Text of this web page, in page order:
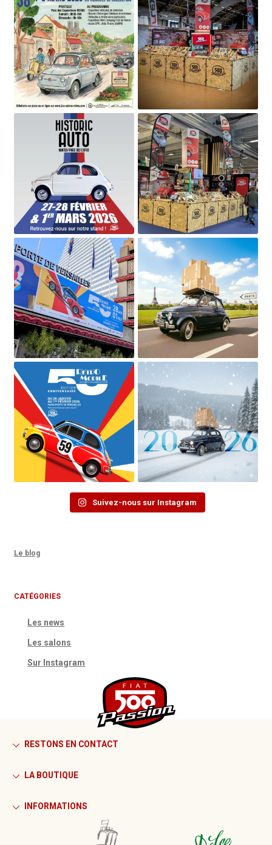
Suivez-nous sur Instagram
Le blog
CATÉGORIES
Les news
Les salons
Sur Instagram
RESTONS EN CONTACT
LA BOUTIQUE
INFORMATIONS